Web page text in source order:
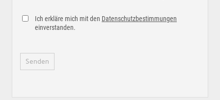
Ich erkläre mich mit den Datenschutzbestimmungen
einverstanden.